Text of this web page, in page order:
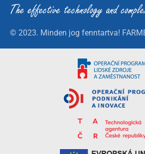
© 2023. Minden jog fenntartva!